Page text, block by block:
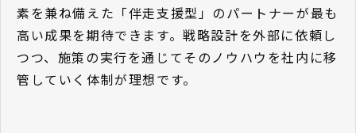
素を兼ね備えた「伴走支援型」のパートナーが最も
高い成果を期待できます。戦略設計を外部に依頼し
つつ、施策の実行を通じてそのノウハウを社内に移
管していく体制が理想です。